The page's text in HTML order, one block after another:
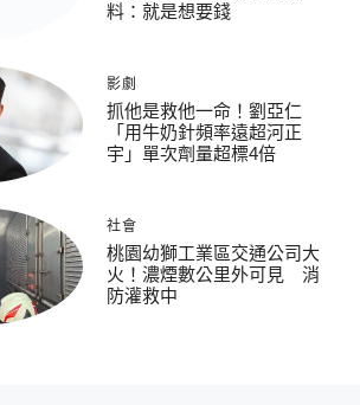
料：就是想要錢
影劇
抓他是救他一命！劉亞仁
「用牛奶針頻率遠超河正
宇」單次劑量超標4倍
社會
桃園幼獅工業區交通公司大
火！濃煙數公里外可見 消
防灌救中